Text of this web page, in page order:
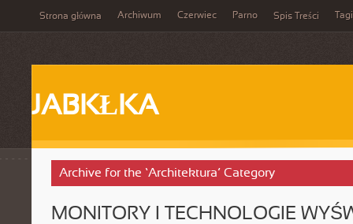
Strona główna Archiwum Czerwiec Parno Spis Treści Tagi
JABKŁKA
Archive for the ‘Architektura’ Category
MONITORY I TECHNOLOGIE